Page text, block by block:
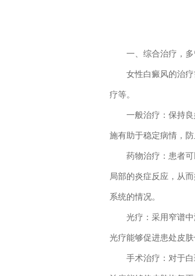
一、综合治疗，多
女性白癜风的治疗
疗等。
一般治疗：保持良
施有助于稳定病情，防
药物治疗：患者可
局部的炎症反应，从
系统的情况。
光疗：采用窄谱中
光疗能够促进患处皮
手术治疗：对于白